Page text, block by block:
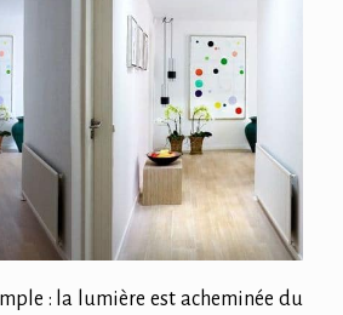
: la lumière est acheminée du